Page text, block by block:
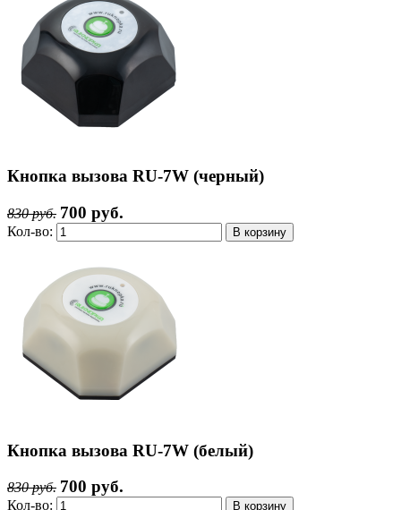
Кнопка вызова RU-7W (черный)
830 руб. 700 руб.
Кол-во:
Кнопка вызова RU-7W (белый)
830 руб. 700 руб.
Кол-во: